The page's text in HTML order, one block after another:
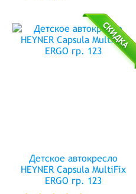
Детское автокресло
HEYNER Capsula MultiFix
ERGO гр. 123